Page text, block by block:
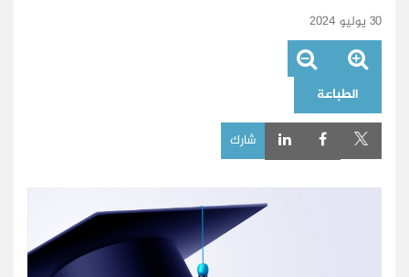
30 يوليو 2024
الطباعة
شارك